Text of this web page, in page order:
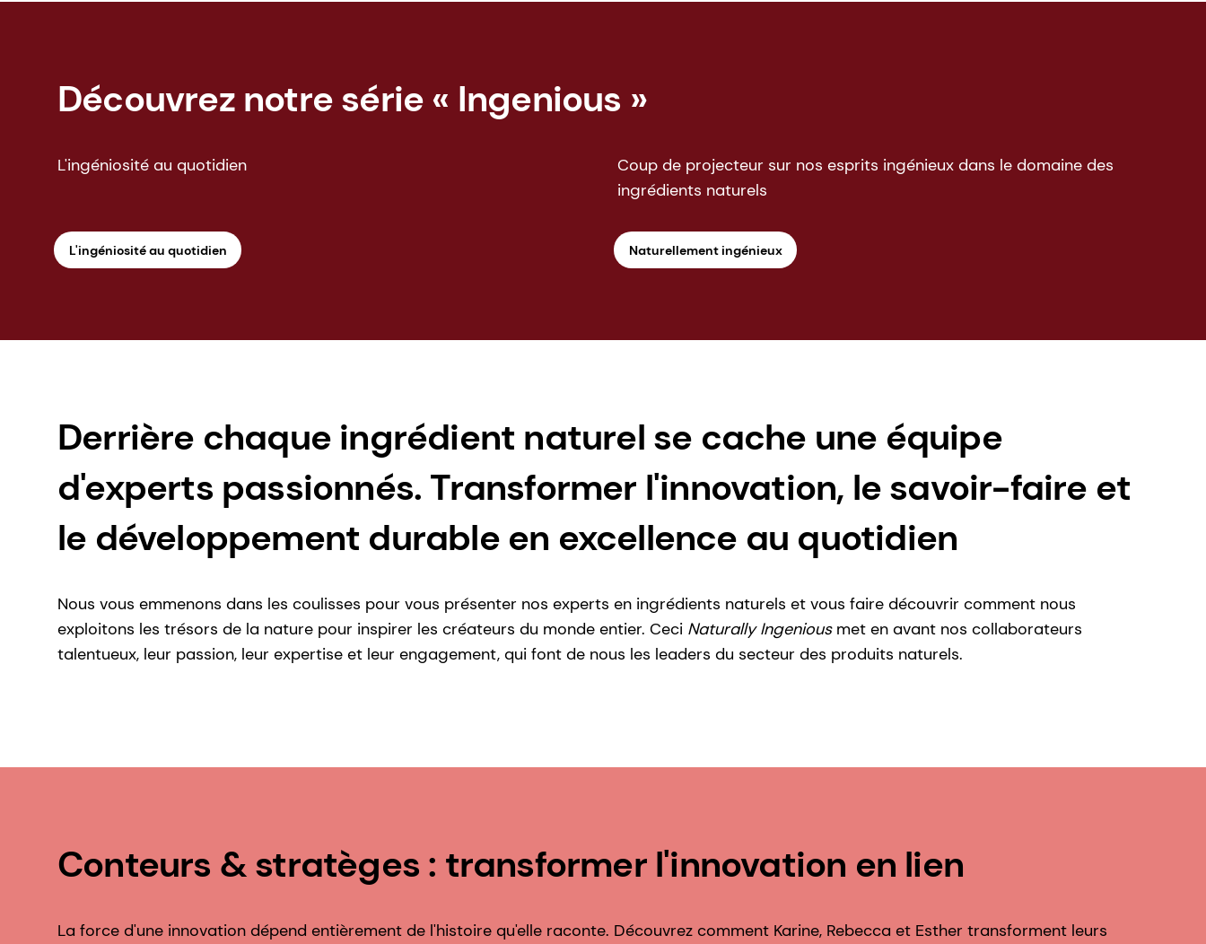
Découvrez notre série « Ingenious »
L'ingéniosité au quotidien
Coup de projecteur sur nos esprits ingénieux dans le domaine des
ingrédients naturels
L'ingéniosité au quotidien Naturellement ingénieux
Derrière chaque ingrédient naturel se cache une équipe
d'experts passionnés. Transformer l'innovation, le savoir-faire et
le développement durable en excellence au quotidien
Nous vous emmenons dans les coulisses pour vous présenter nos experts en ingrédients naturels et vous faire découvrir comment nous
exploitons les trésors de la nature pour inspirer les créateurs du monde entier. Ceci Naturally Ingeniousmet en avant nos collaborateurs
talentueux, leur passion, leur expertise et leur engagement, qui font de nous les leaders du secteur des produits naturels.
Conteurs & stratèges : transformer l'innovation en lien
La force d'une innovation dépend entièrement de l'histoire qu'elle raconte. Découvrez comment Karine, Rebecca et Esther transforment leurs